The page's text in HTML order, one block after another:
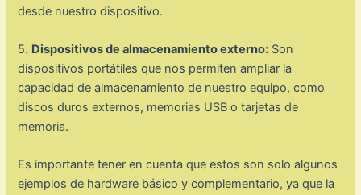
desde nuestro dispositivo.
5. Dispositivos de almacenamiento externo: Son
dispositivos portátiles que nos permiten ampliar la
capacidad de almacenamiento de nuestro equipo, como
discos duros externos, memorias USB o tarjetas de
memoria.
Es importante tener en cuenta que estos son solo algunos
ejemplos de hardware básico y complementario, ya que la